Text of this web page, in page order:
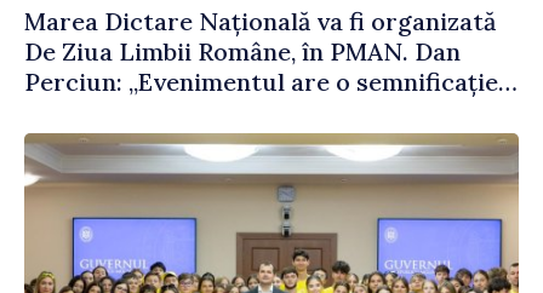
Marea Dictare Națională va fi organizată
De Ziua Limbii Române, în PMAN. Dan
Perciun: „Evenimentul are o semnificație